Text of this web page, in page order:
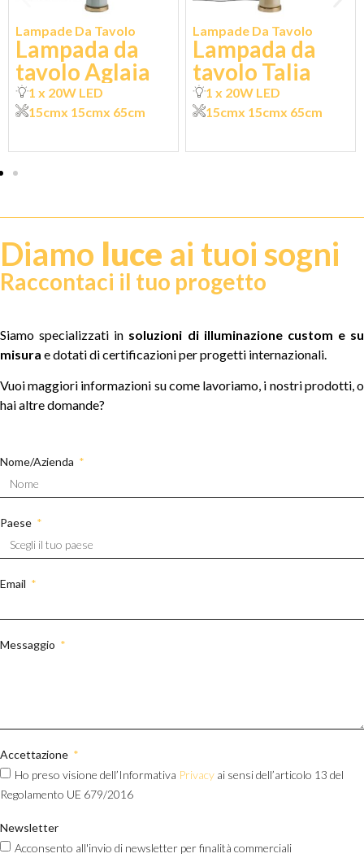
Lampade Da Tavolo
Lampada da
tavolo Aglaia
1 x 20W LED
15cmx 15cmx 65cm
Lampade Da Tavolo
Lampada da
tavolo Talia
1 x 20W LED
15cmx 15cmx 65cm
Diamo luce ai tuoi sogni
Raccontaci il tuo progetto
Siamo specializzati in soluzioni di illuminazione custom e su
misura e dotati di certificazioni per progetti internazionali.
Vuoi maggiori informazioni su come lavoriamo, i nostri prodotti, o
hai altre domande?
Nome/Azienda
Paese
Email
Messaggio
Accettazione
Ho preso visione dell’Informativa Privacy ai sensi dell’articolo 13 del
Regolamento UE 679/2016
Newsletter
Acconsento all'invio di newsletter per finalità commerciali